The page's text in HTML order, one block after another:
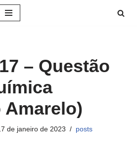
– Questão
Amarelo)
de janeiro de 2023 posts